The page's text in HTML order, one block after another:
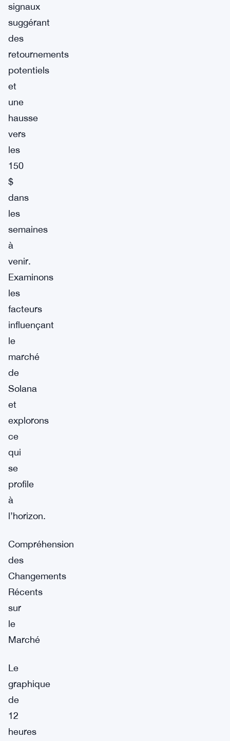
signaux
suggérant
des
retournements
potentiels
et
une
hausse
vers
les
150
$
dans
les
semaines
à
venir.
Examinons
les
facteurs
influençant
le
marché
de
Solana
et
explorons
ce
qui
se
profile
à
l’horizon.
Compréhension
des
Changements
Récents
sur
le
Marché
Le
graphique
de
12
heures